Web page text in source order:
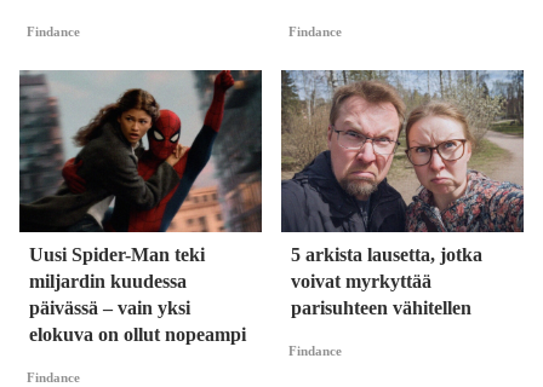
Findance Findance
Uusi Spider-Man teki
miljardin kuudessa
päivässä – vain yksi
elokuva on ollut nopeampi
Findance
5 arkista lausetta, jotka
voivat myrkyttää
parisuhteen vähitellen
Findance